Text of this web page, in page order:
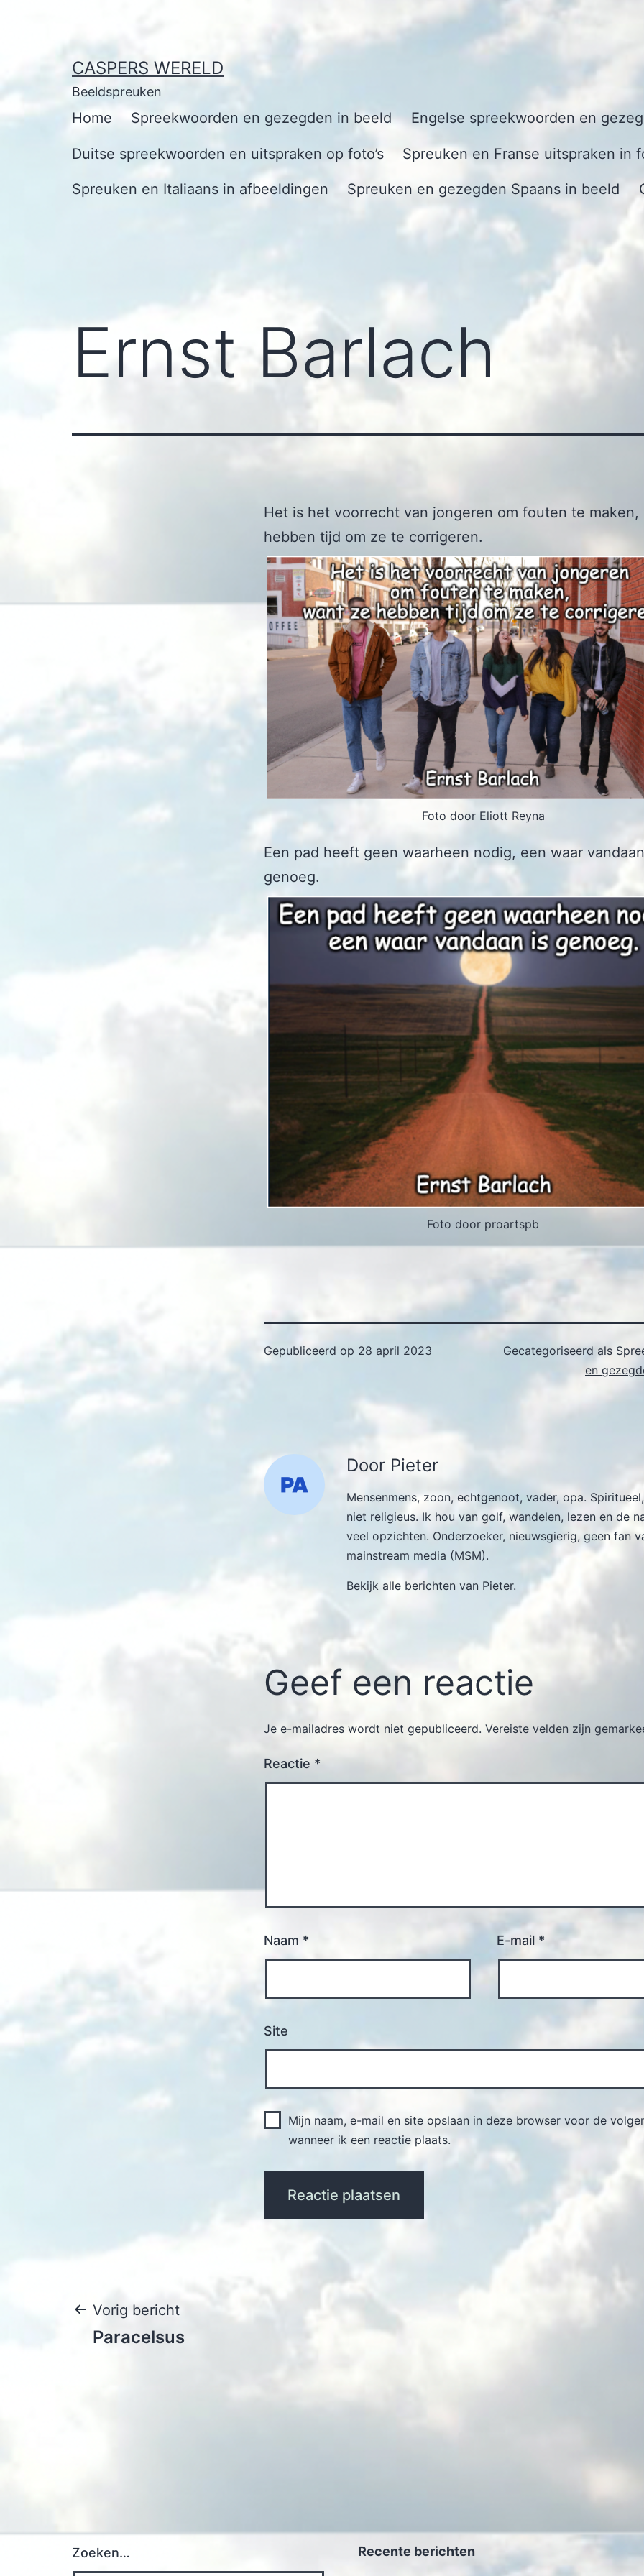
inhoud
CASPERS WERELD
Beeldspreuken
Home Spreekwoorden en gezegden in beeld Engelse spreekwoorden en
Duitse spreekwoorden en uitspraken op foto’s Spreuken en Franse uitspraken in
Spreuken en Italiaans in afbeeldingen Spreuken en gezegden Spaans in beeld
Ernst Barlach
Het is het voorrecht van jongeren om fouten te maken,
hebben tijd om ze te corrigeren.
Foto door Eliott Reyna
Een pad heeft geen waarheen nodig, een waar
genoeg.
Foto door proartspb
Gepubliceerd op 28 april 2023 Gecategoriseerd als
en
Door Pieter
Mensenmens, zoon, echtgenoot, vader, opa.
niet religieus. Ik hou van golf, wandelen, lezen en de
veel opzichten. Onderzoeker, nieuwsgierig, geen fan
mainstream media (MSM).
Bekijk alle berichten van Pieter.
Geef een reactie
Je e-mailadres wordt niet gepubliceerd. Vereiste velden zijn
Reactie *
Naam * E-mail *
Site
Mijn naam, e-mail en site opslaan in deze browser voor de
wanneer ik een reactie plaats.
Bericht
Vorig bericht
Paracelsus
Zoeken… Recente berichten